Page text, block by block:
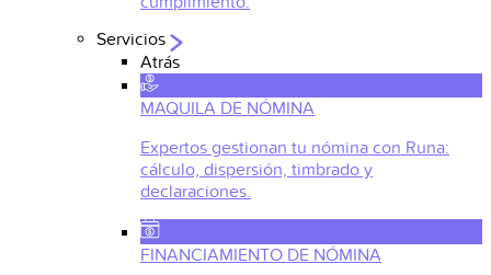
Servicios
Atrás
MAQUILA DE NÓMINA
Expertos gestionan tu nómina con Runa:
cálculo, dispersión, timbrado y
declaraciones.
FINANCIAMIENTO DE NÓMINA